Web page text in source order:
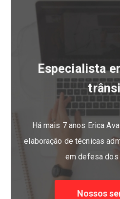
Especialista
Há mais 7 anos Erica
elaboração de técnicas
em defesa dos
Nossos